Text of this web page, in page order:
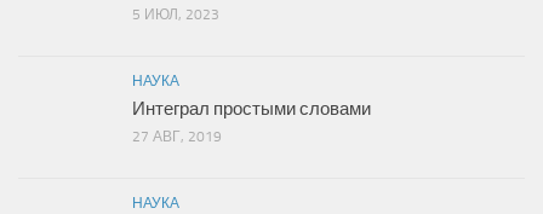
5 ИЮЛ, 2023
НАУКА
Интеграл простыми словами
27 АВГ, 2019
НАУКА